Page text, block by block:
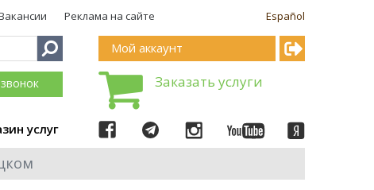
Español
Реклама на сайте
услуг
Мой аккаунт
Заказать услуги